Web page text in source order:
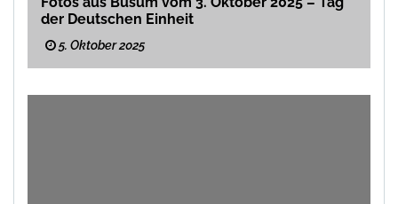
der Deutschen Einheit
5. Oktober 2025